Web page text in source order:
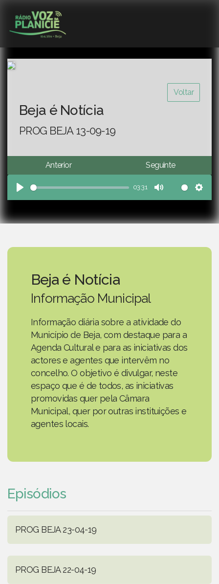
Voltar
Beja é Notícia
PROG BEJA 13-09-19
Anterior Seguinte
Play
03:31
Mute
Beja é Notícia
Informação Municipal
Informação diária sobre a atividade do
Município de Beja, com destaque para a
Agenda Cultural e para as iniciativas dos
actores e agentes que intervêm no
concelho. O objetivo é divulgar, neste
espaço que é de todos, as iniciativas
promovidas quer pela Câmara
Municipal, quer por outras instituições e
agentes locais.
Episódios
PROG BEJA 23-04-19
PROG BEJA 22-04-19